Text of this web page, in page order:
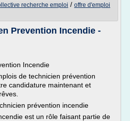
recherche emploi / offre d'emploi
Prevention Incendie -
Incendie
de technicien prévention
candidature maintenant et
prévention incendie
est un rôle faisant partie de